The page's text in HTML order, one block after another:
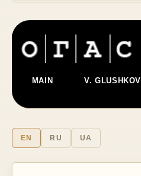
MAIN V. GLUSHKOV
EN RU UA